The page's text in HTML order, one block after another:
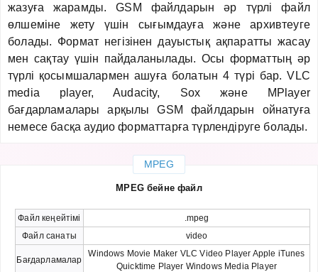
жазуға жарамды. GSM файлдарын әр түрлі файл
өлшеміне жету үшін сығымдауға және архивтеуге
болады. Формат негізінен дауыстық ақпаратты жасау
мен сақтау үшін пайдаланылады. Осы форматтың әр
түрлі қосымшалармен ашуға болатын 4 түрі бар. VLC
media player, Audacity, Sox және MPlayer
бағдарламалары арқылы GSM файлдарын ойнатуға
немесе басқа аудио форматтарға түрлендіруге болады.
MPEG
MPEG бейне файл
Файл кеңейтімі
.mpeg
Файл санаты
video
Бағдарламалар
Windows Movie Maker VLC Video Player Apple iTunes
Quicktime Player Windows Media Player